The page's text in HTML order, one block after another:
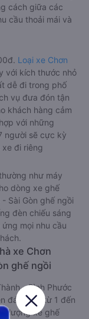
cách giữa các
cầu thoải mái và
Loại xe Chơn
với kích thước nhỏ
dễ đi trong phố
vụ đưa đón tận
khách hàng cảm
với những
người sẽ cực kỳ
đi riêng
như máy
dòng xe ghế
Sài Gòn ghế ngồi
đèn chiếu sáng
mọi nhu cầu
xe Chơn
ghế ngồi
- Bình Phước
đánh giá từ 1 đến
lượng xe ghế